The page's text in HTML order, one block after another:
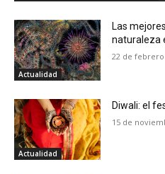
Actualidad
Las
naturaleza
22 de febrero
Actualidad
Diwali: el
15 de